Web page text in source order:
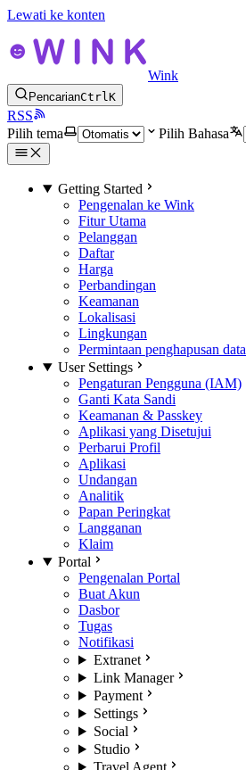
Lewati ke konten
Wink
PencarianCtrlK
RSS
Pilih tema
Pilih Bahasa
Getting Started
Pengenalan ke Wink
Fitur Utama
Pelanggan
Daftar
Harga
Perbandingan
Keamanan
Lokalisasi
Lingkungan
Permintaan penghapusan data
User Settings
Pengaturan Pengguna (IAM)
Ganti Kata Sandi
Keamanan & Passkey
Aplikasi yang Disetujui
Perbarui Profil
Aplikasi
Undangan
Analitik
Papan Peringkat
Langganan
Klaim
Portal
Pengenalan Portal
Buat Akun
Dasbor
Tugas
Notifikasi
Extranet
Link Manager
Payment
Settings
Social
Studio
Travel Agent